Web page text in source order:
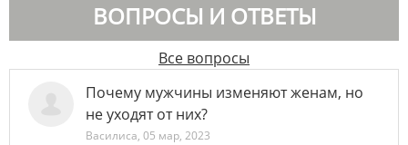
ВОПРОСЫ И ОТВЕТЫ
Все вопросы
Почему мужчины изменяют женам, но
не уходят от них?
Василиса,05 мар, 2023